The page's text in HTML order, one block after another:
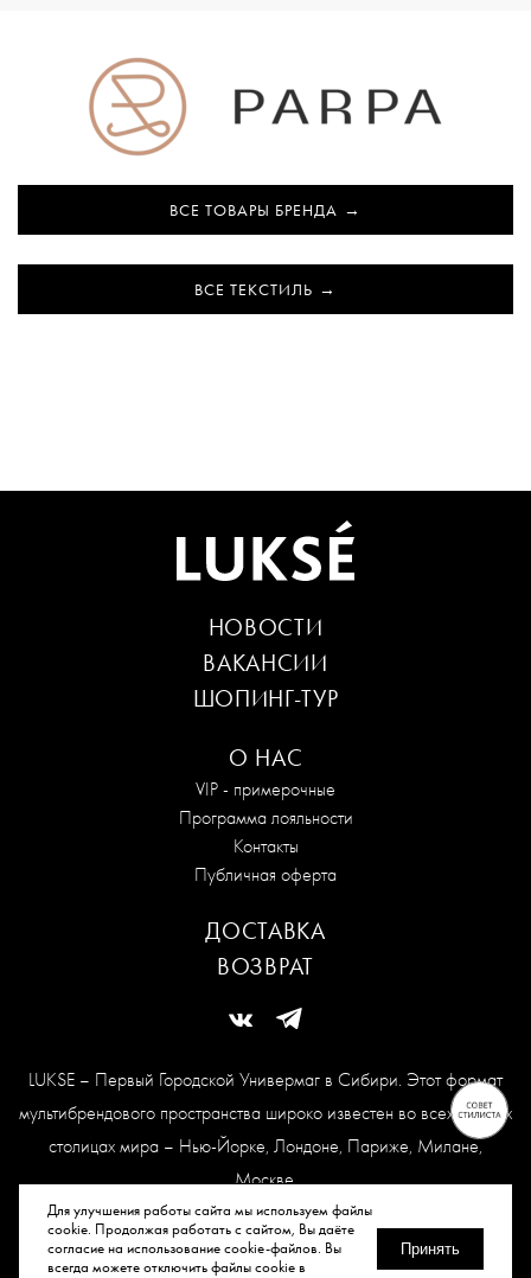
Для улучшения работы сайта мы используем файлы
cookie. Продолжая работать с сайтом, Вы даёте
согласие на использование cookie-файлов. Вы
всегда можете отключить файлы cookie в
Принять
ВСЕ ТОВАРЫ БРЕНДА
ВСЕ ТЕКСТИЛЬ
LUKSE – Первый Городской Универмаг в Сибири. Этот формат
мультибрендового пространства широко известен во всех модных
столицах мира – Нью-Йорке, Лондоне, Париже, Милане,
Москве.
Карта сайта
О НАС
VIP - примерочные
Программа лояльности
Контакты
Публичная оферта
НОВОСТИ
ВАКАНСИИ
ШОПИНГ-ТУР
ДОСТАВКА
ВОЗВРАТ